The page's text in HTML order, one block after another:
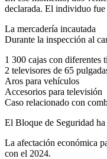
declarada. El individuo fue
La mercadería incautada
Durante la inspección al
1 300 cajas con diferentes
2 televisores de 65
Aros para vehículos
Accesorios para televisión
Caso relacionado con
El Bloque de Seguridad
La afectación económica
con el 2024.